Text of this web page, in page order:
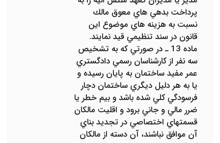
پرداخت بدهي ‌هاي معوق مالك
نسبت به هزينه‌ هاي موضوع اين
قانون در سند تنظيمي قيد نمايند.
ماده 13 ـ در صورتي كه به تشخيص
سه نفر از كارشناسان رسمي دادگستري
عمر مفيد ساختمان به پايان رسيده و
يا به هر دليل ديگري ساختمان دچار
‌فرسودگي كلي شده باشد و بيم خطر يا
ضرر مالي و جاني برود و اقليت مالكان
قسمتهاي اختصاصي در تجديد بناي
آن موافق نباشند، آن دسته از مالكان